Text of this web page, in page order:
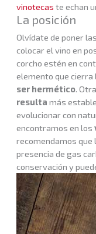
vinotecas te echan
La posición
Olvídate de poner
colocar el vino en
corcho estén en
elemento que
ser hermético.
resulta más
evolucionar con
encontramos en los
recomendamos que
presencia de gas
conservación y